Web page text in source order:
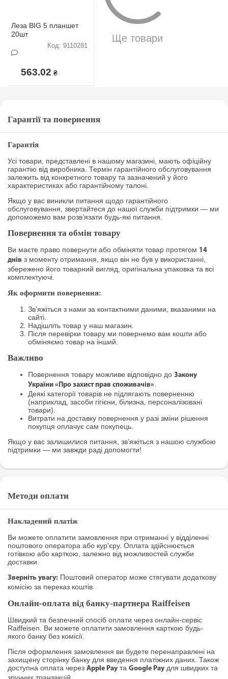
Леза BIG 5 планшет
20шт
Код: 9110281
563.02 ₴
Ще товари
Гарантії та повернення
Гарантія
Усі товари, представлені в нашому магазині, мають офіційну
гарантію від виробника. Термін гарантійного обслуговування
залежить від конкретного товару та зазначений у його
характеристиках або гарантійному талоні.
Якщо у вас виникли питання щодо гарантійного
обслуговування, звертайтеся до нашої служби підтримки — ми
допоможемо вам розв’язати будь-які питання.
Повернення та обмін товару
Ви маєте право повернути або обміняти товар протягом 14
днів з моменту отримання, якщо він не був у використанні,
збережено його товарний вигляд, оригінальна упаковка та всі
комплектуючі.
Як оформити повернення:
Зв’яжіться з нами за контактними даними, вказаними на
сайті.
Надішліть товар у наш магазин.
Після перевірки товару ми повернемо вам кошти або
обміняємо товар на інший.
Важливо
Повернення товару можливе відповідно до Закону
України «Про захист прав споживачів».
Деякі категорії товарів не підлягають поверненню
(наприклад, засоби гігієни, білизна, персоналізовані
товари).
Витрати на доставку повернення у разі зміни рішення
покупця оплачує сам покупець.
Якщо у вас залишилися питання, зв’яжіться з нашою службою
підтримки — ми завжди раді допомогти!
Методи оплати
Накладений платіж
Ви можете оплатити замовлення при отриманні у відділенні
поштового оператора або кур'єру. Оплата здійснюється
готівкою або карткою, залежно від можливостей служби
доставки.
Зверніть увагу: Поштовий оператор може стягувати додаткову
комісію за переказ коштів.
Онлайн-оплата від банку-партнера Raiffeisen
Швидкий та безпечний спосіб оплати через онлайн-сервіс
Raiffeisen. Ви можете оплатити замовлення карткою будь-
якого банку без комісії.
Після оформлення замовлення ви будете перенаправлені на
захищену сторінку банку для введення платіжних даних. Також
доступна оплата через Apple Pay та Google Pay для швидких та
зручних транзакцій.